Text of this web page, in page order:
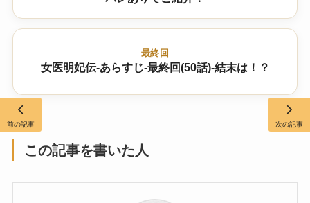
最終回
女医明妃伝-あらすじ-最終回(50話)-結末は！？
この記事を書いた人
前の記事 次の記事